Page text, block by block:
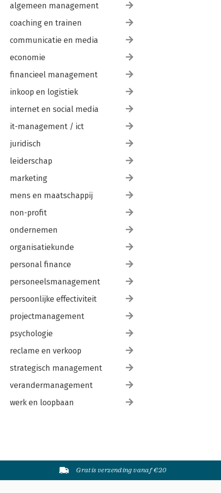
algemeen management
coaching en trainen
communicatie en media
economie
financieel management
inkoop en logistiek
internet en social media
it-management / ict
juridisch
leiderschap
marketing
mens en maatschappij
non-profit
ondernemen
organisatiekunde
personal finance
personeelsmanagement
persoonlijke effectiviteit
projectmanagement
psychologie
reclame en verkoop
strategisch management
verandermanagement
werk en loopbaan
Gratis verzending vanaf €20